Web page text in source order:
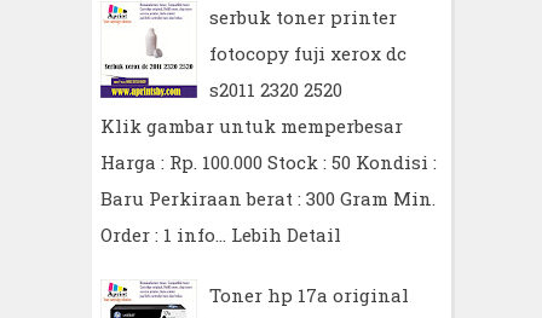
serbuk toner printer
fotocopy fuji xerox dc
s2011 2320 2520
Klik gambar untuk memperbesar
Harga : Rp. 100.000 Stock : 50 Kondisi :
Baru Perkiraan berat : 300 Gram Min.
Order : 1 info…
Lebih Detail
Toner hp 17a original